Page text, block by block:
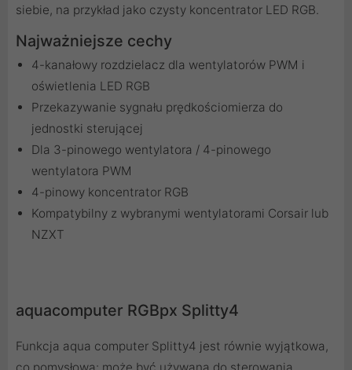
siebie, na przykład jako czysty koncentrator LED RGB.
Najważniejsze cechy
4-kanałowy rozdzielacz dla wentylatorów PWM i
oświetlenia LED RGB
Przekazywanie sygnału prędkościomierza do
jednostki sterującej
Dla 3-pinowego wentylatora / 4-pinowego
wentylatora PWM
4-pinowy koncentrator RGB
Kompatybilny z wybranymi wentylatorami Corsair lub
NZXT
aquacomputer RGBpx Splitty4
Funkcja aqua computer Splitty4 jest równie wyjątkowa,